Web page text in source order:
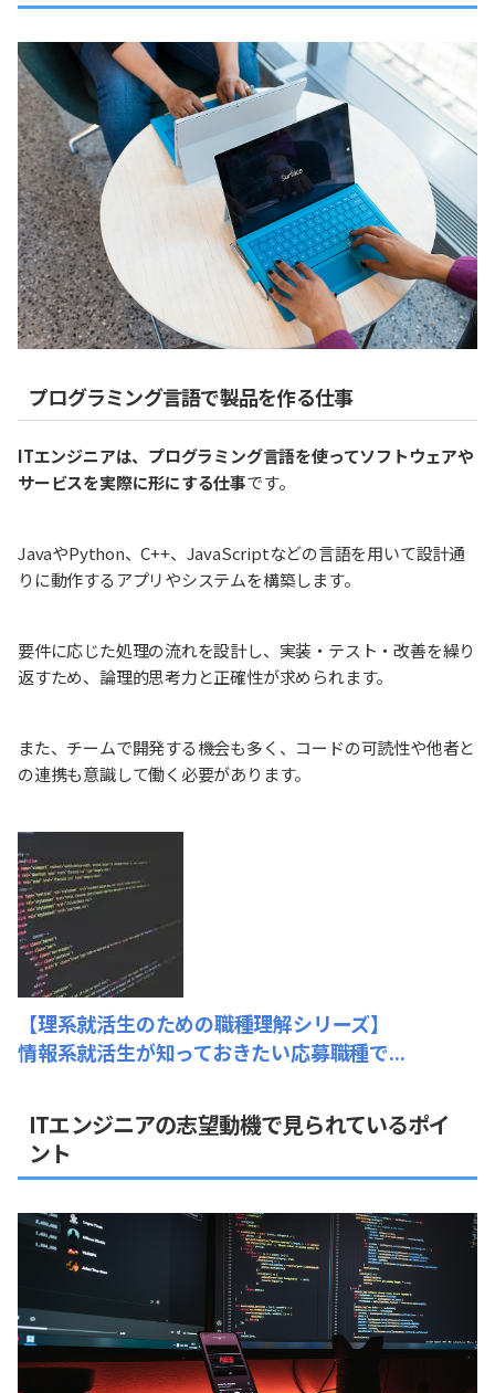
プログラミング言語で製品を作る仕事
ITエンジニアは、プログラミング言語を使ってソフトウェアや
サービスを実際に形にする仕事です。
JavaやPython、C++、JavaScriptなどの言語を用いて設計通
りに動作するアプリやシステムを構築します。
要件に応じた処理の流れを設計し、実装・テスト・改善を繰り
返すため、論理的思考力と正確性が求められます。
また、チームで開発する機会も多く、コードの可読性や他者と
の連携も意識して働く必要があります。
【理系就活生のための職種理解シリーズ】
情報系就活生が知っておきたい応募職種で...
ITエンジニアの志望動機で見られているポイ
ント